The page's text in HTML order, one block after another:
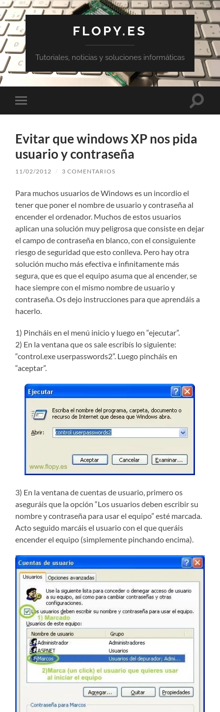
FLOPY.ES
Tutoriales, noticias y soluciones informáticas
Alternar
el
móvil
Evitar que windows XP nos pida
usuario y contraseña
11/02/2012 / 3 COMENTARIOS
Para muchos usuarios de Windows es un incordio el
tener que poner el nombre de usuario y contraseña al
encender el ordenador. Muchos de estos usuarios
aplican una solución muy peligrosa que consiste en dejar
el campo de contraseña en blanco, con el consiguiente
riesgo de seguridad que esto conlleva. Pero hay otra
solución mucho más efectiva e infinitamente más
segura, que es que el equipo asuma que al encender, se
hace siempre con el mismo nombre de usuario y
contraseña. Os dejo instrucciones para que aprendáis a
hacerlo.
1) Pincháis en el menú inicio y luego en “ejecutar”.
2) En la ventana que os sale escribís lo siguiente:
“control.exe userpasswords2”. Luego pincháis en
“aceptar”.
3) En la ventana de cuentas de usuario, primero os
aseguráis que la opción “Los usuarios deben escribir su
nombre y contraseña para usar el equipo” esté marcada.
Acto seguido marcáis el usuario con el que queráis
encender el equipo (simplemente pinchando encima).